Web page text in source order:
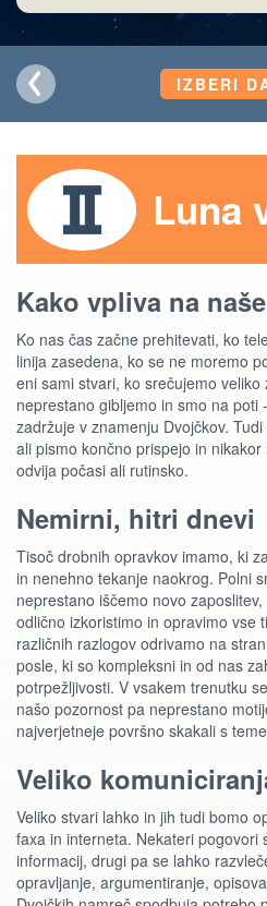
IZBERI
Luna
Kako vpliva na
Ko nas čas začne prehitevati, ko
linija zasedena, ko se ne moremo
eni sami stvari, ko srečujemo
neprestano gibljemo in smo na
zadržuje v znamenju Dvojčkov.
ali pismo končno prispejo in
odvija počasi ali rutinsko.
Nemirni, hitri dnevi
Tisoč drobnih opravkov imamo, ki
in nenehno tekanje naokrog. Polni
neprestano iščemo novo
odlično izkoristimo in opravimo vse
različnih razlogov odrivamo na
posle, ki so kompleksni in od nas
potrpežljivosti. V vsakem trenutku
našo pozornost pa neprestano
najverjetneje površno skakali s
Veliko
Veliko stvari lahko in jih tudi bomo
faxa in interneta. Nekateri pogovori
informacij, drugi pa se lahko
opravljanje, argumentiranje,